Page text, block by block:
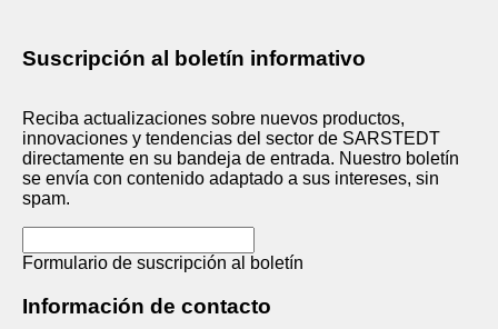
Suscripción al boletín informativo
Reciba actualizaciones sobre nuevos productos,
innovaciones y tendencias del sector de SARSTEDT
directamente en su bandeja de entrada. Nuestro boletín
se envía con contenido adaptado a sus intereses, sin
spam.
Formulario de suscripción al boletín
Información de contacto